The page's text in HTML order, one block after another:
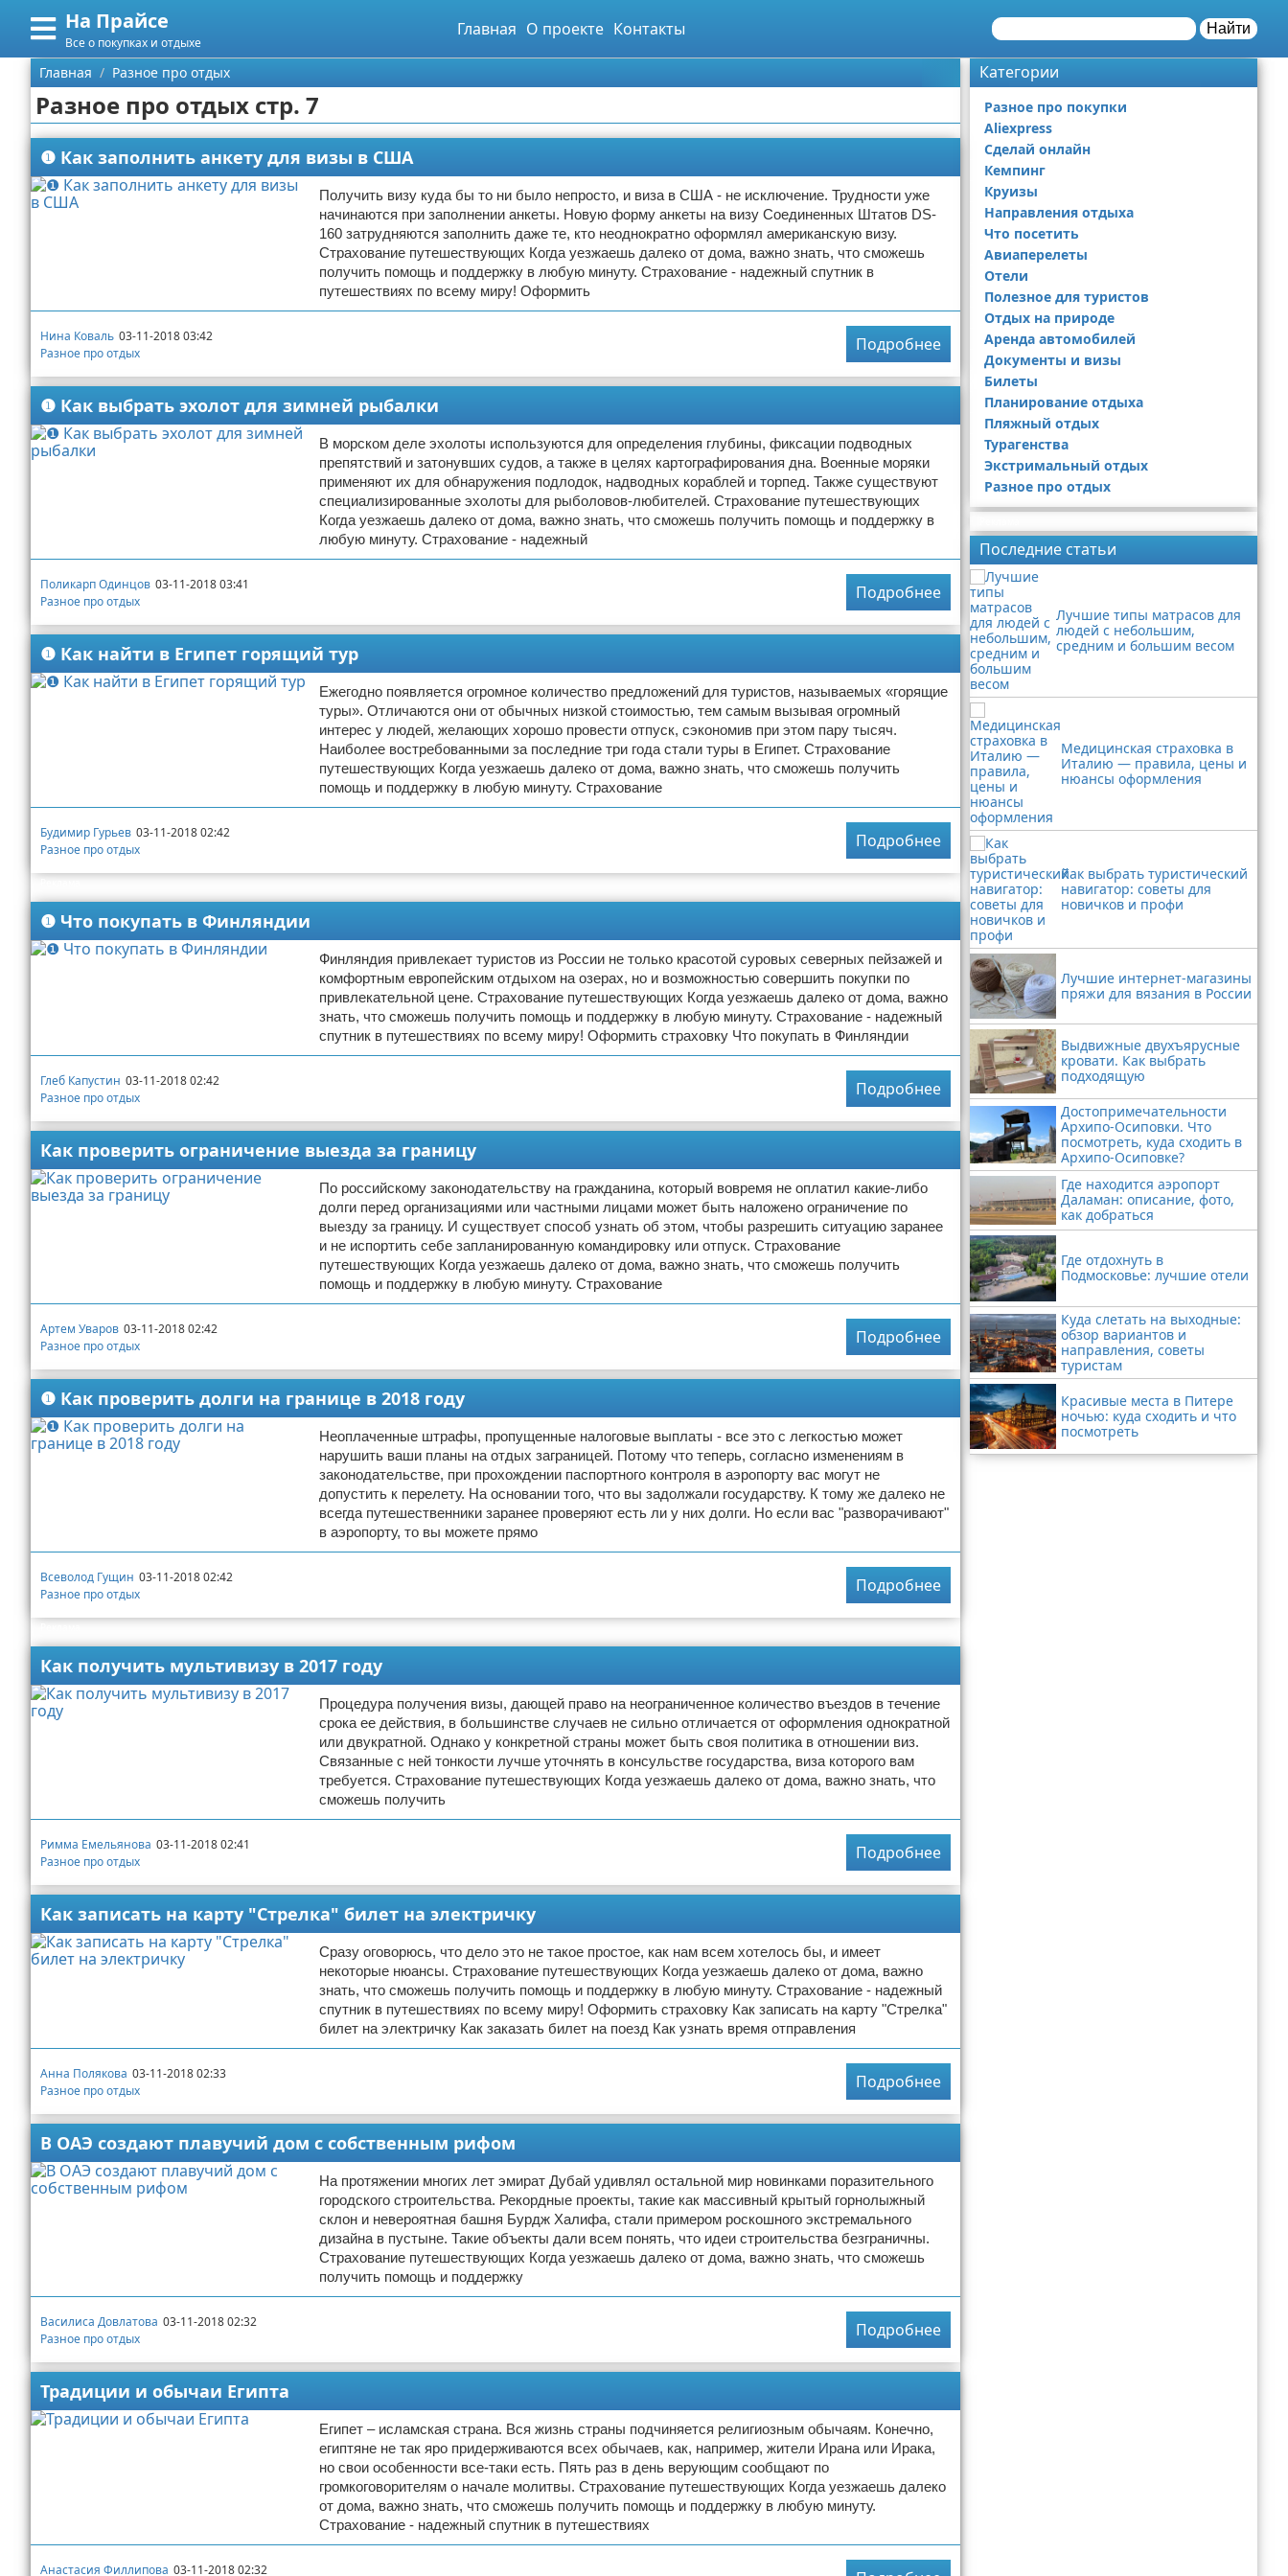
На Прайсе
Все о покупках и отдыхе
Главная О проекте Контакты Найти
Меню
Главная
Категории
Разное про покупки
Aliexpress
Что посетить
Авиаперелеты
Отдых на природе
Аренда автомобилей
Документы и визы
Турагенства
Разное про отдых
Поиск
О проекте
Условия предоставления информации
Отказ от ответственности
Главная Разное про отдых
Разное про отдых стр. 7
❶ Как заполнить анкету для визы в США
Получить визу куда бы то ни было непросто, и виза в США - не исключение. Трудности уже
начинаются при заполнении анкеты. Новую форму анкеты на визу Соединенных Штатов DS-
160 затрудняются заполнить даже те, кто неоднократно оформлял американскую визу.
Страхование путешествующих Когда уезжаешь далеко от дома, важно знать, что сможешь
получить помощь и поддержку в любую минуту. Страхование - надежный спутник в
путешествиях по всему миру! Оформить
Нина Коваль 03-11-2018 03:42
Разное про отдых
Подробнее
❶ Как выбрать эхолот для зимней рыбалки
В морском деле эхолоты используются для определения глубины, фиксации подводных
препятствий и затонувших судов, а также в целях картографирования дна. Военные моряки
применяют их для обнаружения подлодок, надводных кораблей и торпед. Также существуют
специализированные эхолоты для рыболовов-любителей. Страхование путешествующих
Когда уезжаешь далеко от дома, важно знать, что сможешь получить помощь и поддержку в
любую минуту. Страхование - надежный
Поликарп Одинцов 03-11-2018 03:41
Разное про отдых
Подробнее
❶ Как найти в Египет горящий тур
Ежегодно появляется огромное количество предложений для туристов, называемых «горящие
туры». Отличаются они от обычных низкой стоимостью, тем самым вызывая огромный
интерес у людей, желающих хорошо провести отпуск, сэкономив при этом пару тысяч.
Наиболее востребованными за последние три года стали туры в Египет. Страхование
путешествующих Когда уезжаешь далеко от дома, важно знать, что сможешь получить
помощь и поддержку в любую минуту. Страхование
Будимир Гурьев 03-11-2018 02:42
Разное про отдых
Подробнее
❶ Что покупать в Финляндии
Финляндия привлекает туристов из России не только красотой суровых северных пейзажей и
комфортным европейским отдыхом на озерах, но и возможностью совершить покупки по
привлекательной цене. Страхование путешествующих Когда уезжаешь далеко от дома, важно
знать, что сможешь получить помощь и поддержку в любую минуту. Страхование - надежный
спутник в путешествиях по всему миру! Оформить страховку Что покупать в Финляндии
Глеб Капустин 03-11-2018 02:42
Разное про отдых
Подробнее
Как проверить ограничение выезда за границу
По российскому законодательству на гражданина, который вовремя не оплатил какие-либо
долги перед организациями или частными лицами может быть наложено ограничение по
выезду за границу. И существует способ узнать об этом, чтобы разрешить ситуацию заранее
и не испортить себе запланированную командировку или отпуск. Страхование
путешествующих Когда уезжаешь далеко от дома, важно знать, что сможешь получить
помощь и поддержку в любую минуту. Страхование
Артем Уваров 03-11-2018 02:42
Разное про отдых
Подробнее
❶ Как проверить долги на границе в 2018 году
Неоплаченные штрафы, пропущенные налоговые выплаты - все это с легкостью может
нарушить ваши планы на отдых заграницей. Потому что теперь, согласно изменениям в
законодательстве, при прохождении паспортного контроля в аэропорту вас могут не
допустить к перелету. На основании того, что вы задолжали государству. К тому же далеко не
всегда путешественники заранее проверяют есть ли у них долги. Но если вас "разворачивают"
в аэропорту, то вы можете прямо
Всеволод Гущин 03-11-2018 02:42
Разное про отдых
Подробнее
Как получить мультивизу в 2017 году
Процедура получения визы, дающей право на неограниченное количество въездов в течение
срока ее действия, в большинстве случаев не сильно отличается от оформления однократной
или двукратной. Однако у конкретной страны может быть своя политика в отношении виз.
Связанные с ней тонкости лучше уточнять в консульстве государства, виза которого вам
требуется. Страхование путешествующих Когда уезжаешь далеко от дома, важно знать, что
сможешь получить
Римма Емельянова 03-11-2018 02:41
Разное про отдых
Подробнее
Как записать на карту "Стрелка" билет на электричку
Сразу оговорюсь, что дело это не такое простое, как нам всем хотелось бы, и имеет
некоторые нюансы. Страхование путешествующих Когда уезжаешь далеко от дома, важно
знать, что сможешь получить помощь и поддержку в любую минуту. Страхование - надежный
спутник в путешествиях по всему миру! Оформить страховку Как записать на карту "Стрелка"
билет на электричку Как заказать билет на поезд Как узнать время отправления
Анна Полякова 03-11-2018 02:33
Разное про отдых
Подробнее
В ОАЭ создают плавучий дом с собственным рифом
На протяжении многих лет эмират Дубай удивлял остальной мир новинками поразительного
городского строительства. Рекордные проекты, такие как массивный крытый горнолыжный
склон и невероятная башня Бурдж Халифа, стали примером роскошного экстремального
дизайна в пустыне. Такие объекты дали всем понять, что идеи строительства безграничны.
Страхование путешествующих Когда уезжаешь далеко от дома, важно знать, что сможешь
получить помощь и поддержку
Василиса Довлатова 03-11-2018 02:32
Разное про отдых
Подробнее
Традиции и обычаи Египта
Египет – исламская страна. Вся жизнь страны подчиняется религиозным обычаям. Конечно,
египтяне не так яро придерживаются всех обычаев, как, например, жители Ирана или Ирака,
но свои особенности все-таки есть. Пять раз в день верующим сообщают по
громкоговорителям о начале молитвы. Страхование путешествующих Когда уезжаешь далеко
от дома, важно знать, что сможешь получить помощь и поддержку в любую минуту.
Страхование - надежный спутник в путешествиях
Анастасия Филлипова 03-11-2018 02:32
Категории
Разное про покупки
Aliexpress
Сделай онлайн
Кемпинг
Круизы
Направления отдыха
Что посетить
Авиаперелеты
Отели
Полезное для туристов
Отдых на природе
Аренда автомобилей
Документы и визы
Билеты
Планирование отдыха
Пляжный отдых
Турагенства
Экстримальный отдых
Разное про отдых
Последние статьи
Лучшие типы матрасов для
людей с небольшим,
средним и большим весом
Медицинская страховка в
Италию — правила, цены и
нюансы оформления
Как выбрать туристический
навигатор: советы для
новичков и профи
Лучшие интернет-магазины
пряжи для вязания в России
Выдвижные двухъярусные
кровати. Как выбрать
подходящую
Достопримечательности
Архипо-Осиповки. Что
посмотреть, куда сходить в
Архипо-Осиповке?
Где находится аэропорт
Даламан: описание, фото,
как добраться
Где отдохнуть в
Подмосковье: лучшие отели
Куда слетать на выходные:
обзор вариантов и
направления, советы
туристам
Красивые места в Питере
ночью: куда сходить и что
посмотреть